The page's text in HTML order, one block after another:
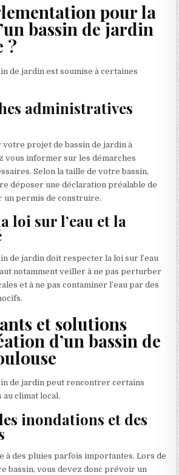
pour la
bassin de jardin
?
de jardin est soumise à certaines
administratives
votre projet de bassin de jardin à
vous informer sur les démarches
Selon la taille de votre bassin,
déposer une déclaration préalable de
un permis de construire.
loi sur l’eau et la
de jardin doit respecter la loi sur l’eau
notamment veiller à ne pas perturber
et à ne pas contaminer l’eau par des
et solutions
d’un bassin de
de jardin peut rencontrer certains
au climat local.
inondations et des
à des pluies parfois importantes. Lors de
bassin, vous devez donc prévoir un